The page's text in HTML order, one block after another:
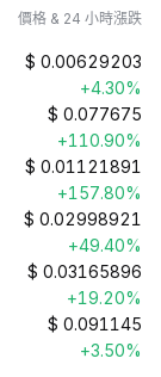
價格 & 24 小時漲跌
$ 0.00629203
+4.30%
$ 0.077675
+110.90%
$ 0.01121891
+157.80%
$ 0.02998921
+49.40%
$ 0.03165896
+19.20%
$ 0.091145
+3.50%